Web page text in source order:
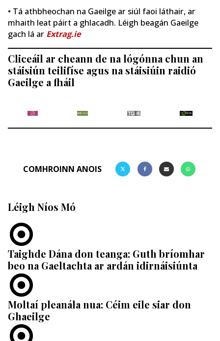
• Tá athbheochan na Gaeilge ar siúl faoi láthair, ar
mhaith leat páirt a ghlacadh. Léigh beagán Gaeilge
gach lá ar Extrag.ie
Cliceáil ar cheann de na lógónna chun an
stáisiún teilifíse agus na stáisiúin raidió
Gaeilge a fháil
COMHROINN ANOIS
Léigh Níos Mó
Taighde Dána don teanga: Guth bríomhar
beo na Gaeltachta ar ardán idirnáisiúnta
Moltaí pleanála nua: Céim eile siar don
Ghaeilge